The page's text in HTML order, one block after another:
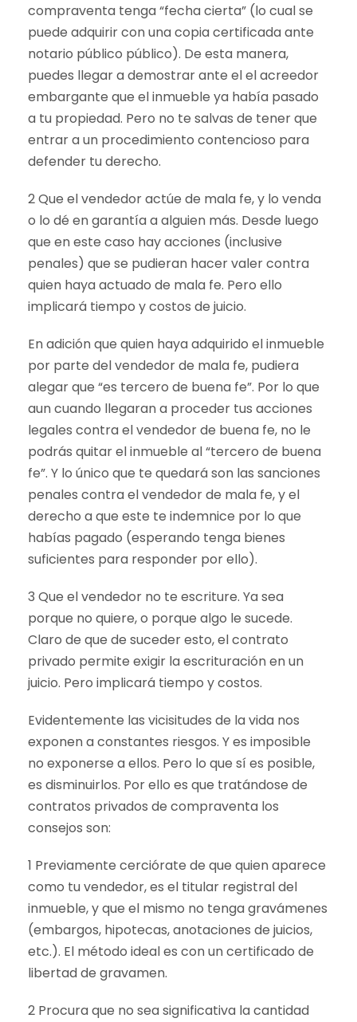
compraventa tenga “fecha cierta” (lo cual se
puede adquirir con una copia certificada ante
notario público público). De esta manera,
puedes llegar a demostrar ante el el acreedor
embargante que el inmueble ya había pasado
a tu propiedad. Pero no te salvas de tener que
entrar a un procedimiento contencioso para
defender tu derecho.
2 Que el vendedor actúe de mala fe, y lo venda
o lo dé en garantía a alguien más. Desde luego
que en este caso hay acciones (inclusive
penales) que se pudieran hacer valer contra
quien haya actuado de mala fe. Pero ello
implicará tiempo y costos de juicio.
En adición que quien haya adquirido el inmueble
por parte del vendedor de mala fe, pudiera
alegar que “es tercero de buena fe”. Por lo que
aun cuando llegaran a proceder tus acciones
legales contra el vendedor de buena fe, no le
podrás quitar el inmueble al “tercero de buena
fe”. Y lo único que te quedará son las sanciones
penales contra el vendedor de mala fe, y el
derecho a que este te indemnice por lo que
habías pagado (esperando tenga bienes
suficientes para responder por ello).
3 Que el vendedor no te escriture. Ya sea
porque no quiere, o porque algo le sucede.
Claro de que de suceder esto, el contrato
privado permite exigir la escrituración en un
juicio. Pero implicará tiempo y costos.
Evidentemente las vicisitudes de la vida nos
exponen a constantes riesgos. Y es imposible
no exponerse a ellos. Pero lo que sí es posible,
es disminuirlos. Por ello es que tratándose de
contratos privados de compraventa los
consejos son:
1 Previamente cerciórate de que quien aparece
como tu vendedor, es el titular registral del
inmueble, y que el mismo no tenga gravámenes
(embargos, hipotecas, anotaciones de juicios,
etc.). El método ideal es con un certificado de
libertad de gravamen.
2 Procura que no sea significativa la cantidad